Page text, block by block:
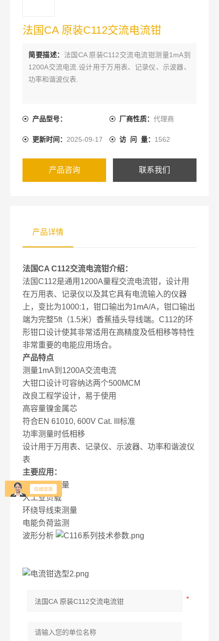
法国CA 原装C112交流电流钳
简要描述： 法国CA 原装C112交流电流钳测量1mA到
1200A交流电流.设计用于万用表、记录仪、示波器、
功率和谐波仪表.
产品型号： 厂商性质： 代理商
更新时间： 2025-09-17 访 问 量： 1562
产品咨询 联系我们
产品详情
法国CA C112交流电流钳介绍：
法国C112是通用 1200A量程交流电流钳，设计用
在万用表、记录仪以及其它具有电流输入的仪器
上，变比为1000:1，钳口输出为1mA/A，钳口输出
端为完整5ft（1.5米）香蕉插头导线端。C112的环
形钳口设计使其非常适用在高精度及低相移等特性
非常重要的电能应用场合。
产品特点
测量1mA到 1200A交流电流
大钳口设计可容纳达两个500MCM
改良工程学设计，易于使用
高容量镍金属芯
符合EN 61010, 600V Cat. III标准
功率测量时低相移
设计用于万用表、记录仪、示波器、功率和谐波仪
表
主要应用：
电能质量测量
大工业负载
环绕导线束测量
电能负荷监测
波形分析